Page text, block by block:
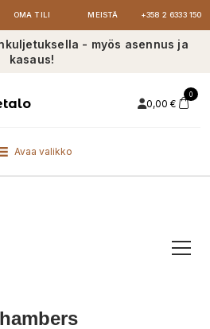
OMA TILI MEISTÄ +358 2 6333 150
- myös asennus ja
kasaus!
0,00 €
0
Avaa valikko